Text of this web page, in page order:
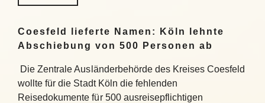
Coesfeld lieferte Namen: Köln lehnte
Abschiebung von 500 Personen ab
Die Zentrale Ausländerbehörde des Kreises Coesfeld
wollte für die Stadt Köln die fehlenden
Reisedokumente für 500 ausreisepflichtigen